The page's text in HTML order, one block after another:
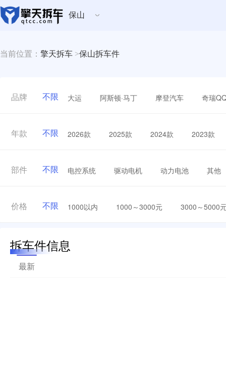
保山
当前位置： 擎天拆车 >保山拆车件
品牌 不限 大运 阿斯顿·马丁 摩登汽车 奇瑞
年款 不限 2026款 2025款 2024款 2023款
部件 不限 电控系统 驱动电机 动力电池 其他
价格 不限 1000以内 1000～3000元 3000～5000
拆车件信息
最新